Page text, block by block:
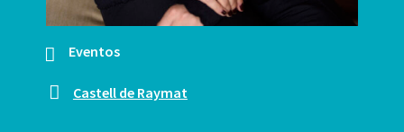
Eventos
Castell de Raymat